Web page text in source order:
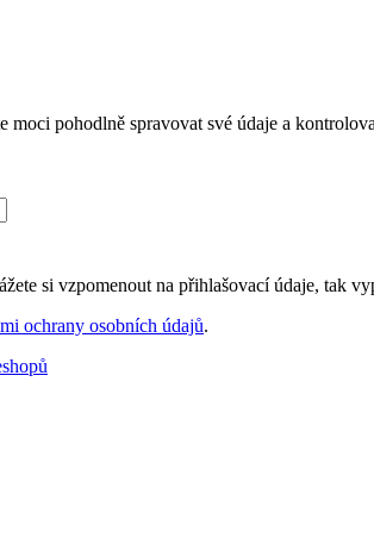
moci pohodlně spravovat své údaje a
si vzpomenout na přihlašovací údaje, tak
ochrany osobních údajů.